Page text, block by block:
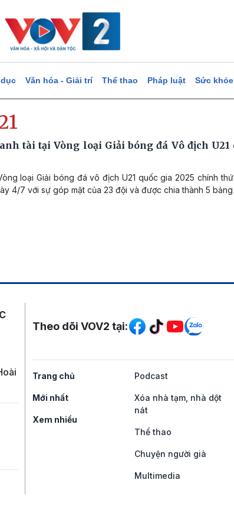
Văn hóa - Giải trí Thể thao Pháp luật Sức khỏe
tài tại Vòng loại Giải bóng đá Vô địch U21
loại Giải bóng đá vô địch U21 quốc gia 2025 chính
4/7 với sự góp mặt của 23 đội và được chia thành 5 bảng
Mạng xã hội
Theo dõi VOV2 tại:
Trang chủ
Mới nhất
Xem nhiều
Podcast
Xóa nhà tạm, nhà dột
nát
Thể thao
Chuyện người già
Multimedia